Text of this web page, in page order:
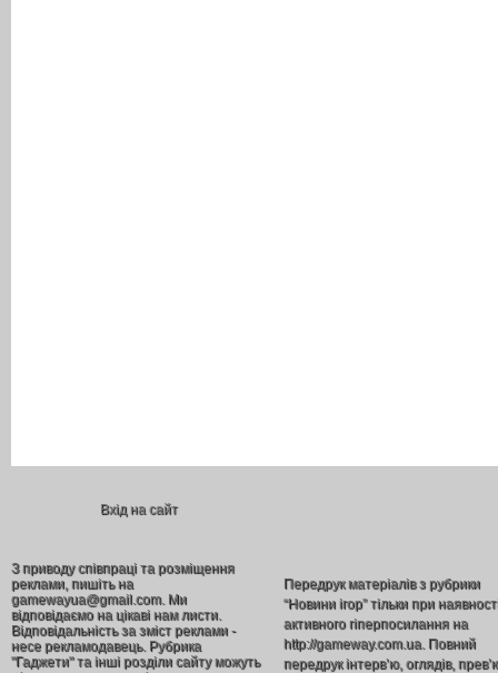
Вхід на сайт
З приводу співпраці та розміщення
реклами, пишіть на
gamewayua@gmail.com. Ми
відповідаємо на цікаві нам листи.
Відповідальність за зміст реклами -
несе рекламодавець. Рубрика
"Гаджети" та інші розділи сайту можуть
Передрук матеріалів з рубрики
“Новини ігор” тільки при
активного гіперпосилання на
http://gameway.com.ua. Повний
передрук інтерв’ю, оглядів,